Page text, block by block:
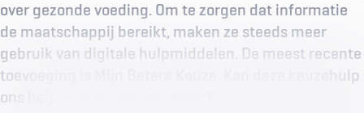
over gezonde voeding. Om te zorgen dat informatie
de maatschappij bereikt, maken ze steeds meer
gebruik van digitale hulpmiddelen. De meest recente
toevoeging is Mijn Betere Keuze. Kan deze keuzehulp
ons helpen in de spreekkamer?